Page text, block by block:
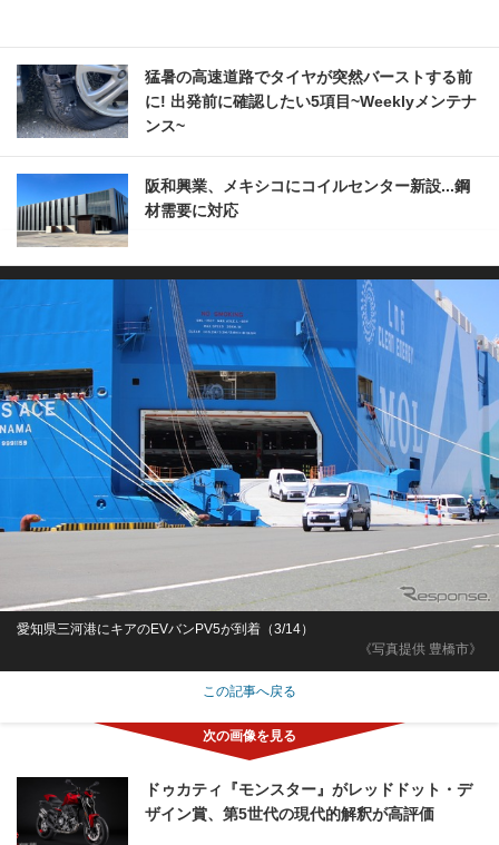
猛暑の高速道路でタイヤが突然バーストする前
に! 出発前に確認したい5項目~Weeklyメンテナ
ンス~
阪和興業、メキシコにコイルセンター新設...鋼
材需要に対応
《写真提供 豊橋市》
愛知県三河港にキアのEVバンPV5が到着（3/14）
この記事へ戻る
ドゥカティ『モンスター』がレッドドット・デ
ザイン賞、第5世代の現代的解釈が高評価